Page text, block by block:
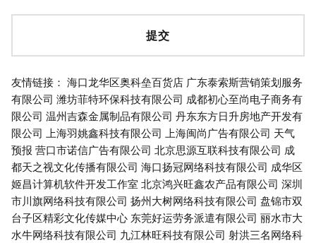
友情链接： 海口龙华区奥科垒百货店 广东泰索斯营销策划服务
有限公司 潍坊菲特环保科技有限公司 成都初心至尚电子商务有
限公司 温州吉森金属制品有限公司 丹东东方日升房地产开发有
限公司 上海羽姚鑫科技有限公司 上海闽尚广告有限公司 天气
预报 营口市诺信广告有限公司 北京思源互联科技有限公司 成
都天之视文化传播有限公司 海口扬冠网络科技有限公司 成华区
姬昌计算机软件开发工作室 北京鸿兴旺鑫农产品有限公司 深圳
市川旗网络科技有限公司 扬州大树网络科技有限公司 盘锦市双
台子区精彩文化传媒中心 东莞好运劳务派遣有限公司 丽水市大
水牛网络科技有限公司 九江林旺科技有限公司 射洪三名网络科